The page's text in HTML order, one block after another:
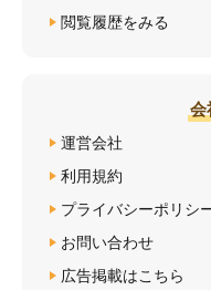
閲覧履歴をみる
会
運営会社
利用規約
プライバシーポリシ
お問い合わせ
広告掲載はこちら